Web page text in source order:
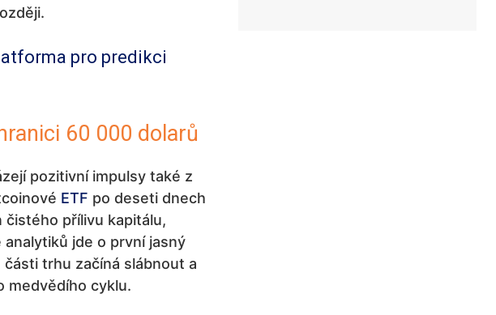
pro predikci
60 000 dolarů
pozitivní impulsy také z
ETF po deseti dnech
přílivu kapitálu,
jde o první jasný
trhu začíná slábnout a
medvědího cyklu.